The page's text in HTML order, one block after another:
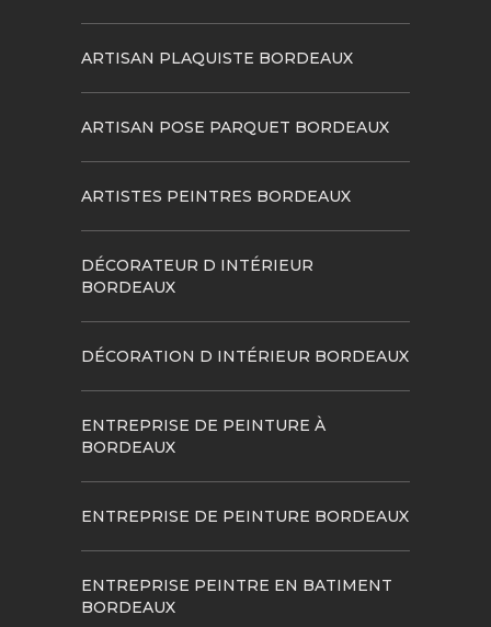
ARTISAN PLAQUISTE BORDEAUX
ARTISAN POSE PARQUET BORDEAUX
ARTISTES PEINTRES BORDEAUX
DÉCORATEUR D INTÉRIEUR
BORDEAUX
DÉCORATION D INTÉRIEUR BORDEAUX
ENTREPRISE DE PEINTURE À
BORDEAUX
ENTREPRISE DE PEINTURE BORDEAUX
ENTREPRISE PEINTRE EN BATIMENT
BORDEAUX